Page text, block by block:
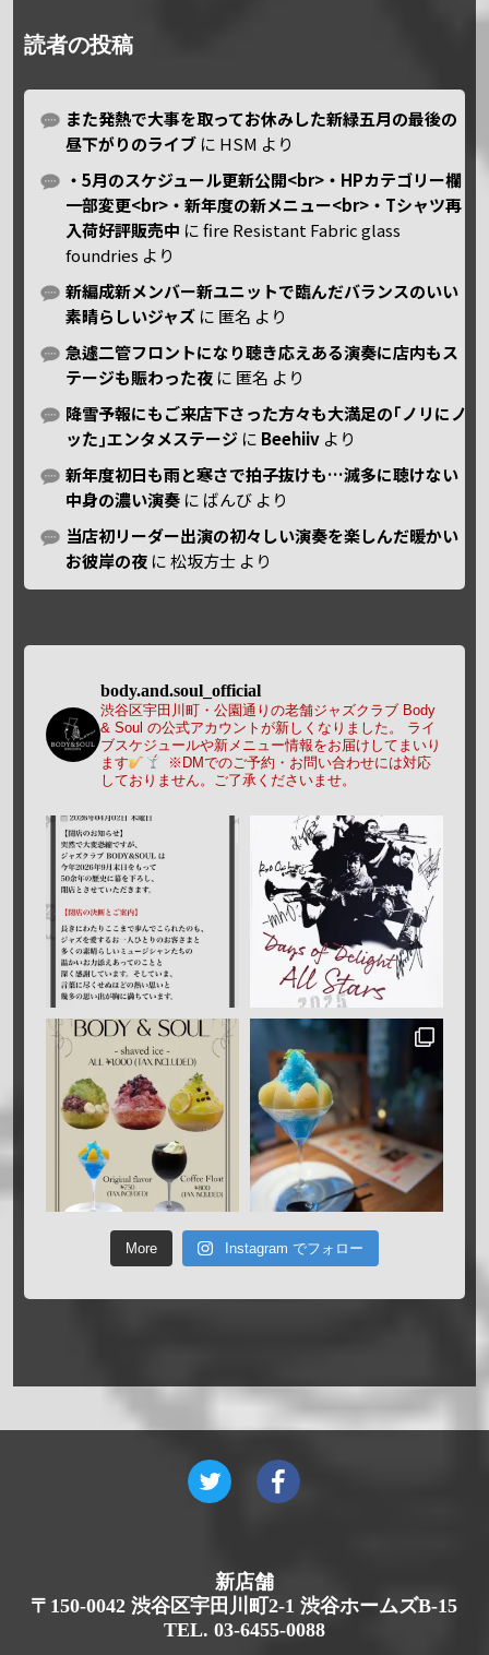
読者の投稿
また発熱で大事を取ってお休みした新緑五月の最後の
昼下がりのライブ に HSM より
・5月のスケジュール更新公開<br>・HPカテゴリー欄
一部変更<br>・新年度の新メニュー<br>・Tシャツ再
入荷好評販売中 にfire Resistant Fabric glass
foundries より
新編成新メンバー新ユニットで臨んだバランスのいい
素晴らしいジャズ に 匿名 より
急遽二管フロントになり聴き応えある演奏に店内もス
テージも賑わった夜 に 匿名 より
降雪予報にもご来店下さった方々も大満足の｢ノリにノ
ッた｣エンタメステージ に Beehiiv より
新年度初日も雨と寒さで拍子抜けも…滅多に聴けない
中身の濃い演奏 に ばんび より
当店初リーダー出演の初々しい演奏を楽しんだ暖かい
お彼岸の夜 に松坂方士 より
body.and.soul_official
渋谷区宇田川町・公園通りの老舗ジャズクラブ Body
& Soul の公式アカウントが新しくなりました。
ライ
ブスケジュールや新メニュー情報をお届けしてまいり
ます
※DMでのご予約・お問い合わせには対応
しておりません。ご了承くださいませ。
More Instagram でフォロー
新店舗
〒150-0042 渋谷区宇田川町2-1 渋谷ホームズB-15
TEL. 03-6455-0088